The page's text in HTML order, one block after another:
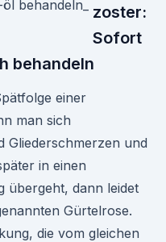
zoster:
Sofort
behandeln
einer
man sich
Gliederschmerzen und
in einen
übergeht, dann leidet
Gürtelrose.
die vom gleichen